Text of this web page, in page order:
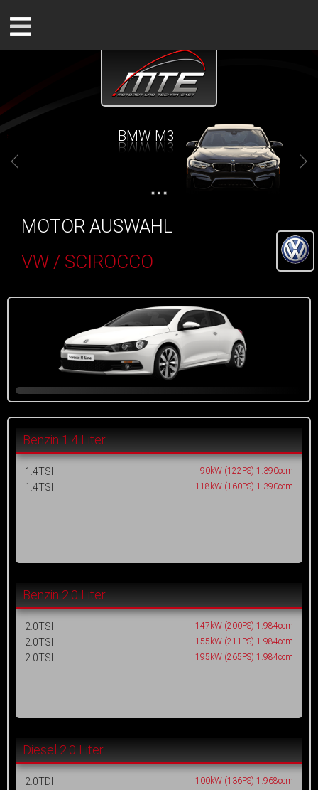
BMW M3
MOTOR AUSWAHL
VW / SCIROCCO
Benzin 1.4 Liter
1.4TSI 90kW (122PS) 1.390ccm
1.4TSI 118kW (160PS) 1.390ccm
Benzin 2.0 Liter
2.0TSI 147kW (200PS) 1.984ccm
2.0TSI 155kW (211PS) 1.984ccm
2.0TSI 195kW (265PS) 1.984ccm
Diesel 2.0 Liter
2.0TDI 100kW (136PS) 1.968ccm